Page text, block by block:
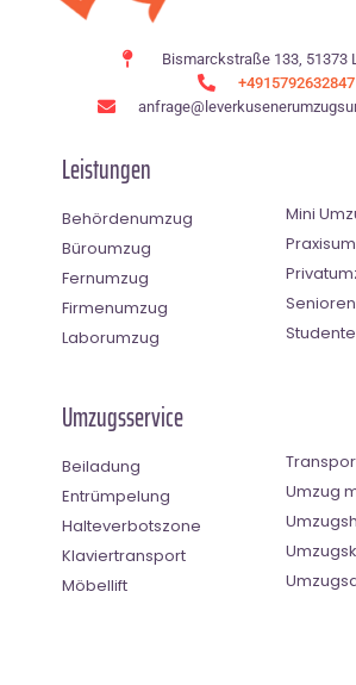
Bismarckstraße 133, 51373
+4915792632847
Leistungen
Behördenumzug
Büroumzug
Fernumzug
Firmenumzug
Laborumzug
Mini
Umzugsservice
Beiladung
Entrümpelung
Halteverbotszone
Klaviertransport
Möbellift
Umzug